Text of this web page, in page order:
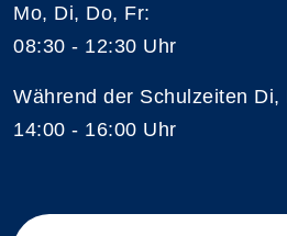
Mo, Di, Do, Fr:
08:30 - 12:30 Uhr
Während der Schulzeiten Di,
14:00 - 16:00 Uhr